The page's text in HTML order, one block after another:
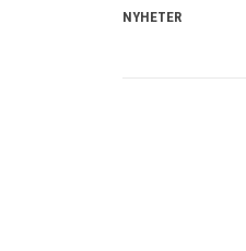
NYHETER